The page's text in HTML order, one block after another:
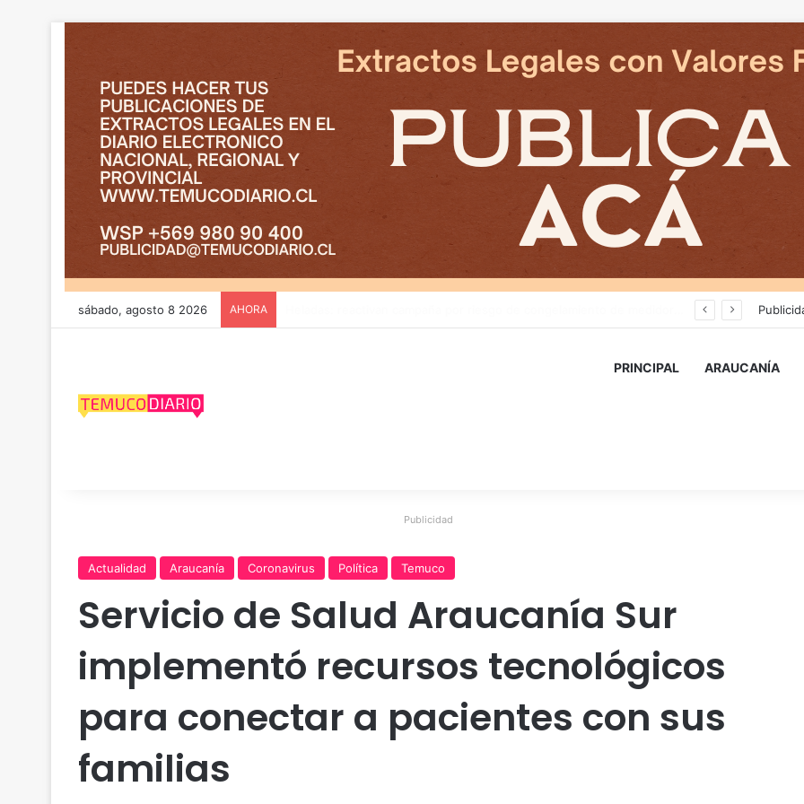
sábado, agosto 8 2026 AHORA
PRINCIPAL ARAUCANÍA
Publicidad
Actualidad Araucanía Coronavirus Política Temuco
Servicio de Salud Araucanía Sur
implementó recursos tecnológicos
para conectar a pacientes con sus
familias